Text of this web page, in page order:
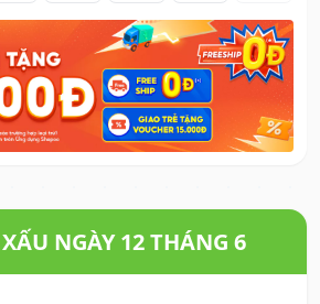
NGÀY 12 THÁNG 6